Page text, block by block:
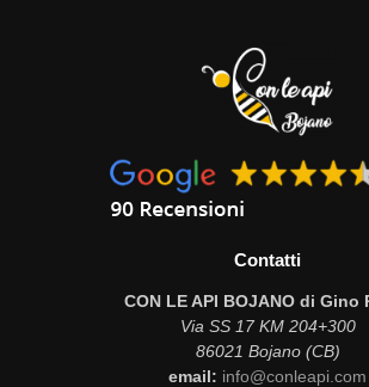
Contatti
CON LE API BOJANO di Gino
Via SS 17 KM 204+300
86021 Bojano (CB)
email: info@conleapi.com